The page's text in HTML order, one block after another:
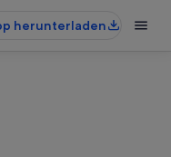
herunterladen